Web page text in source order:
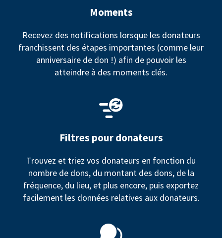
Moments
Recevez des notifications lorsque les donateurs
franchissent des étapes importantes (comme leur
anniversaire de don !) afin de pouvoir les
atteindre à des moments clés.
Filtres pour donateurs
Trouvez et triez vos donateurs en fonction du
nombre de dons, du montant des dons, de la
fréquence, du lieu, et plus encore, puis exportez
facilement les données relatives aux donateurs.